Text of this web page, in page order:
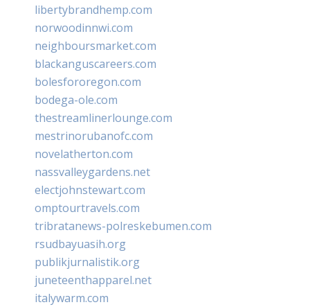
libertybrandhemp.com
norwoodinnwi.com
neighboursmarket.com
blackanguscareers.com
bolesfororegon.com
bodega-ole.com
thestreamlinerlounge.com
mestrinorubanofc.com
novelatherton.com
nassvalleygardens.net
electjohnstewart.com
omptourtravels.com
tribratanews-polreskebumen.com
rsudbayuasih.org
publikjurnalistik.org
juneteenthapparel.net
italywarm.com